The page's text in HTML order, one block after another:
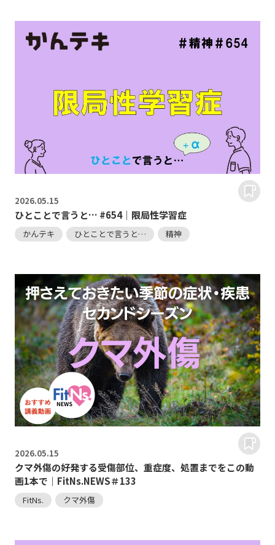
2026.05.15
ひとことで言うと… #654｜限局性学習症
かんテキ ひとことで言うと… 精神
2026.05.15
クマ外傷の好発する受傷部位、重症度、処置までをこの動
画1本で｜FitNs.NEWS＃133
FitNs. クマ外傷